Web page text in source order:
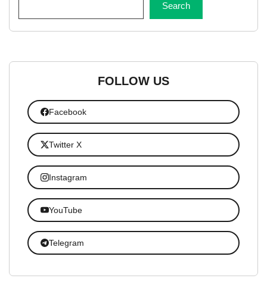
Search
FOLLOW US
Facebook
Twitter X
Instagram
YouTube
Telegram